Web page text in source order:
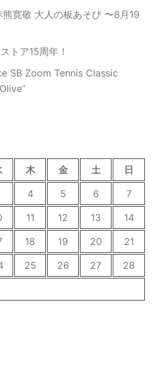
熊寛敬 大人の板あそび 〜8月19
トア15周年！
SB Zoom Tennis Classic
木 金 土
日
4 5 6
7
11 12 13
14
18 19 20
21
25 26 27
28